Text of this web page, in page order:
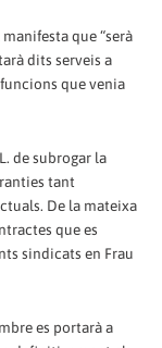
que “serà
dits serveis a
que venia
de subrogar la
tant
De la mateixa
que es
sindicats en Frau
es portarà a